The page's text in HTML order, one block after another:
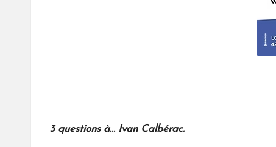
3 questions à… Ivan Calbérac.